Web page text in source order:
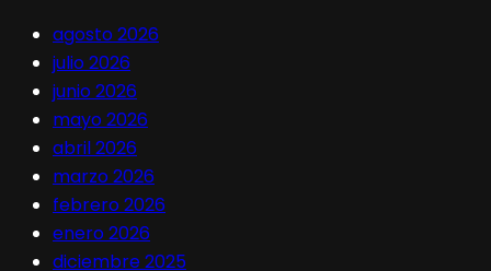
agosto 2026
julio 2026
junio 2026
mayo 2026
abril 2026
marzo 2026
febrero 2026
enero 2026
diciembre 2025